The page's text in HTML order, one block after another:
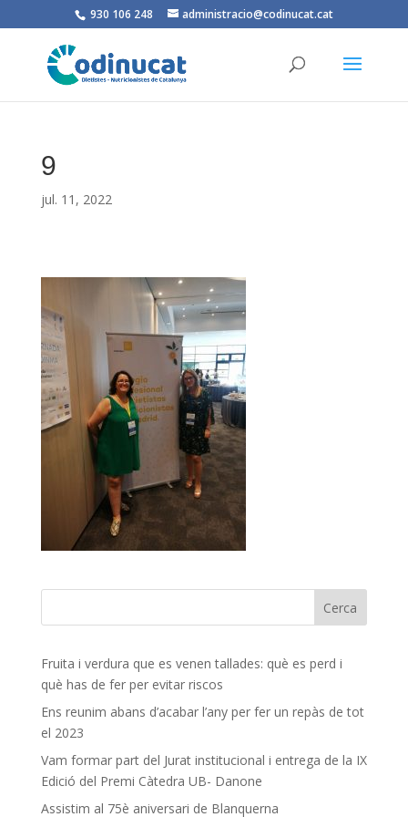
930 106 248 administracio@codinucat.cat
9
jul. 11, 2022
Fruita i verdura que es venen tallades: què es perd i
què has de fer per evitar riscos
Ens reunim abans d’acabar l’any per fer un repàs de tot
el 2023
Vam formar part del Jurat institucional i entrega de la IX
Edició del Premi Càtedra UB- Danone
Assistim al 75è aniversari de Blanquerna